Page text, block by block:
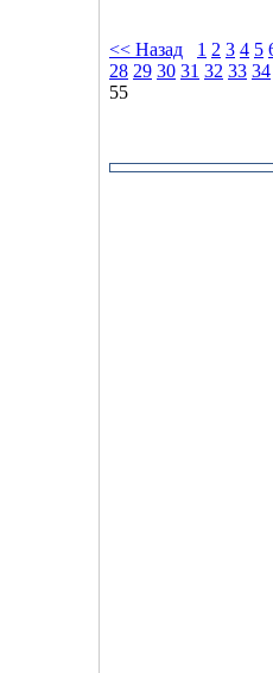
<< Назад 1 2 3 4 5
28 29 30 31 32 33 34
55